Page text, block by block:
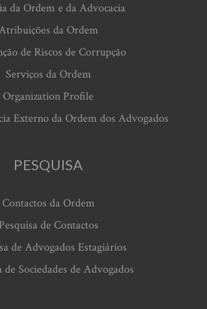
da Ordem e da Advocacia
da Ordem
de Riscos de Corrupção
Serviços da Ordem
Organization Profile
Externo da Ordem dos Advogados
PESQUISA
Contactos da Ordem
Pesquisa de Contactos
de Advogados Estagiários
de Sociedades de Advogados